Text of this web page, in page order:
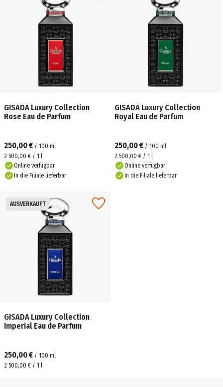
GISADA Luxury Collection
Rose Eau de Parfum
250,00 € / 100 ml
2 500,00 € / 1 l
Online verfügbar
In die Filiale lieferbar
GISADA Luxury Collection
Royal Eau de Parfum
250,00 € / 100 ml
2 500,00 € / 1 l
Online verfügbar
In die Filiale lieferbar
AUSVERKAUFT
GISADA Luxury Collection
Imperial Eau de Parfum
250,00 € / 100 ml
2 500,00 € / 1 l